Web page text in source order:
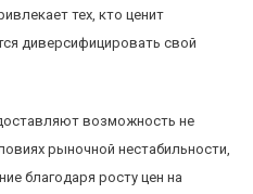
тех, кто ценит
диверсифицировать свой
возможность не
рыночной нестабильности,
благодаря росту цен на